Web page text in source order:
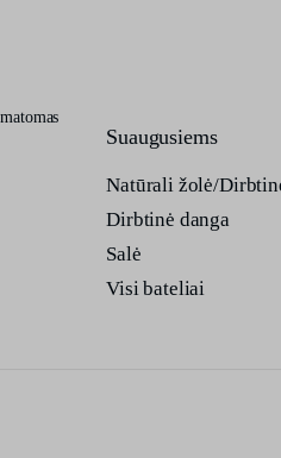
Suaugusiems
Natūrali žolė/
Dirbtinė danga
Salė
Visi bateliai